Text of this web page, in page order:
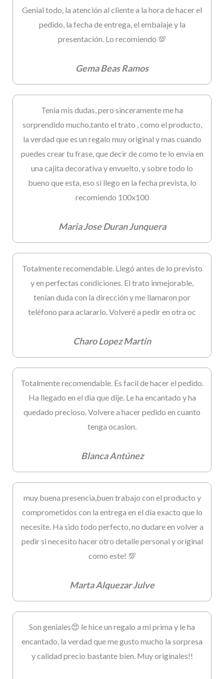
Genial todo, la atención al cliente a la hora de hacer el
pedido, la fecha de entrega, el embalaje y la
presentación. Lo recomiendo 💯
Gema Beas Ramos
Tenia mis dudas, pero sinceramente me ha
sorprendido mucho,tanto el trato , como el producto,
la verdad que es un regalo muy original y mas cuando
puedes crear tu frase, que decir de como te lo envia en
una cajita decorativa y envuelto, y sobre todo lo
bueno que esta, eso si llego en la fecha prevista, lo
recomiendo 100x100
Maria Jose Duran Junquera
Totalmente recomendable. Llegó antes de lo previsto
y en perfectas condiciones. El trato inmejorable,
tenían duda con la dirección y me llamaron por
teléfono para aclararlo. Volveré a pedir en otra oc
Charo Lopez Martin
Totalmente recomendable. Es facil de hacer el pedido.
Ha llegado en el dia que dije. Le ha encantado y ha
quedado precioso. Volvere a hacer pedido en cuanto
tenga ocasion.
Blanca Antúnez
muy buena presencia,buen trabajo con el producto y
comprometidos con la entrega en el día exacto que lo
necesite. Ha sido todo perfecto, no dudare en volver a
pedir si necesito hacer otro detalle personal y original
como este! 💯
Marta Alquezar Julve
Son geniales😍 le hice un regalo a mi prima y le ha
encantado, la verdad que me gusto mucho la sorpresa
y calidad precio bastante bien. Muy originales!!